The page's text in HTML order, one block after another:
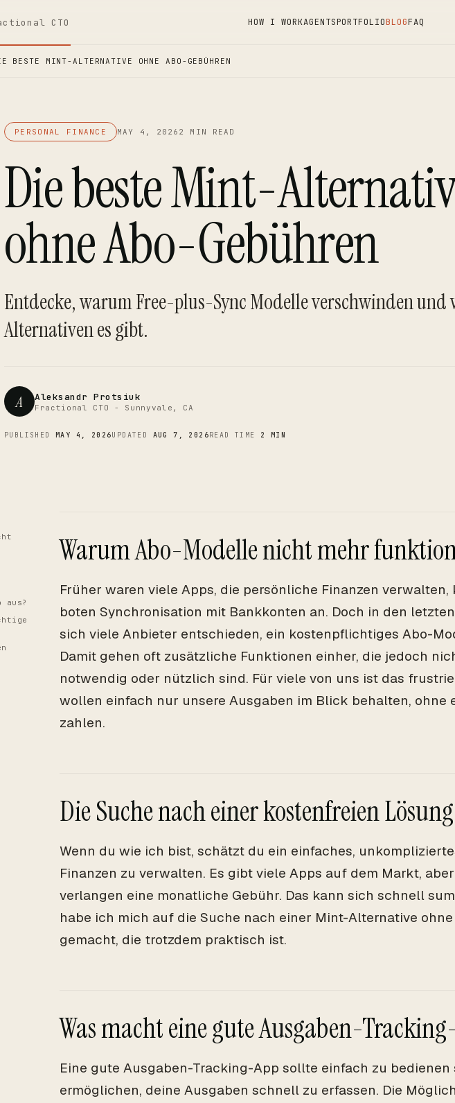
CTO HOW I WORKAGENTSPORTFOLIOBLOGFAQ
BESTE MINT-ALTERNATIVE OHNE ABO-GEBÜHREN
PERSONAL FINANCE MAY 4, 2026 2 MIN READ
Die beste Mint-
ohne Abo-Gebühren
Entdecke, warum Free-plus-Sync Modelle verschwinden und
Alternativen es gibt.
A Aleksandr Protsiuk
Fractional CTO - Sunnyvale, CA
PUBLISHED MAY 4, 2026UPDATED AUG 7, 2026READ TIME 2 MIN
aus?
Warum Abo-Modelle nicht mehr
Früher waren viele Apps, die persönliche Finanzen verwalten,
boten Synchronisation mit Bankkonten an. Doch in den
sich viele Anbieter entschieden, ein kostenpflichtiges Abo-
Damit gehen oft zusätzliche Funktionen einher, die jedoch
notwendig oder nützlich sind. Für viele von uns ist das
wollen einfach nur unsere Ausgaben im Blick behalten, ohne
zahlen.
Die Suche nach einer kostenfreien Lösung
Wenn du wie ich bist, schätzt du ein einfaches,
Finanzen zu verwalten. Es gibt viele Apps auf dem Markt,
verlangen eine monatliche Gebühr. Das kann sich schnell
habe ich mich auf die Suche nach einer Mint-Alternative
gemacht, die trotzdem praktisch ist.
Was macht eine gute Ausgaben-
Eine gute Ausgaben-Tracking-App sollte einfach zu bedienen
ermöglichen, deine Ausgaben schnell zu erfassen. Die